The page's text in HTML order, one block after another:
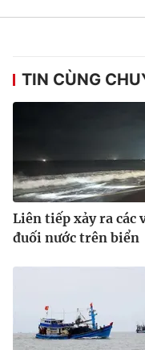
TIN CÙNG
Liên tiếp xảy ra các
đuối nước trên biển